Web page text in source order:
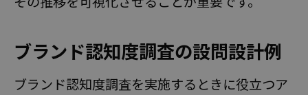
ブランド認知度調査の設問設計例
ブランド認知度調査を実施するときに役立つア